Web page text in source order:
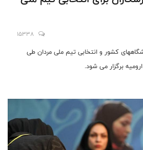
15338
کشور و انتخابی تیم ملی مردان طی